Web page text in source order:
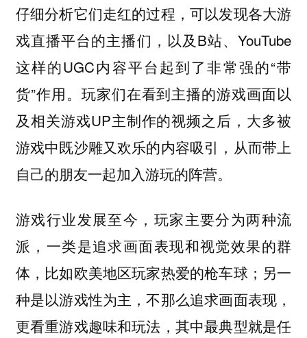
仔细分析它们走红的过程，可以发现各大游
戏直播平台的主播们，以及B站、YouTube
这样的UGC内容平台起到了非常强的“带
货”作用。玩家们在看到主播的游戏画面以
及相关游戏UP主制作的视频之后，大多被
游戏中既沙雕又欢乐的内容吸引，从而带上
自己的朋友一起加入游玩的阵营。
游戏行业发展至今，玩家主要分为两种流
派，一类是追求画面表现和视觉效果的群
体，比如欧美地区玩家热爱的枪车球；另一
种是以游戏性为主，不那么追求画面表现，
更看重游戏趣味和玩法，其中最典型就是任